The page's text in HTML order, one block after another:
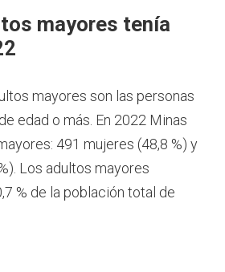
mayores tenía
mayores son las personas
edad o más. En 2022 Minas
491 mujeres (48,8 %) y
Los adultos mayores
% de la población total de